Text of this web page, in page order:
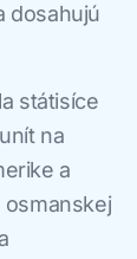
dosahujú
státisíce
na
a
osmanskej